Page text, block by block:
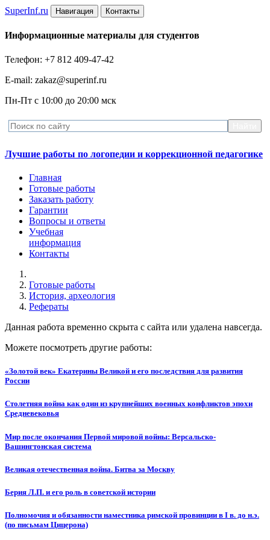
SuperInf.ru Навигация Контакты
Информационные материалы для студентов
Телефон: +7 812 409-47-42
E-mail: zakaz@superinf.ru
Пн-Пт с 10:00 до 20:00 мск
Лучшие работы по логопедии и коррекционной педагогике
Главная
Готовые работы
Заказать работу
Гарантии
Вопросы и ответы
Учебная
информация
Контакты
Готовые работы
История, археология
Рефераты
Данная работа временно скрыта с сайта или удалена навсегда.
Можете посмотреть другие работы:
«Золотой век» Екатерины Великой и его последствия для развития
России
Столетняя война как один из крупнейших военных конфликтов эпохи
Средневековья
Мир после окончания Первой мировой войны: Версальско-
Вашингтонская система
Великая отечественная война. Битва за Москву
Берия Л.П. и его роль в советской истории
Полномочия и обязанности наместника римской провинции в I в. до н.э.
(по письмам Цицерона)